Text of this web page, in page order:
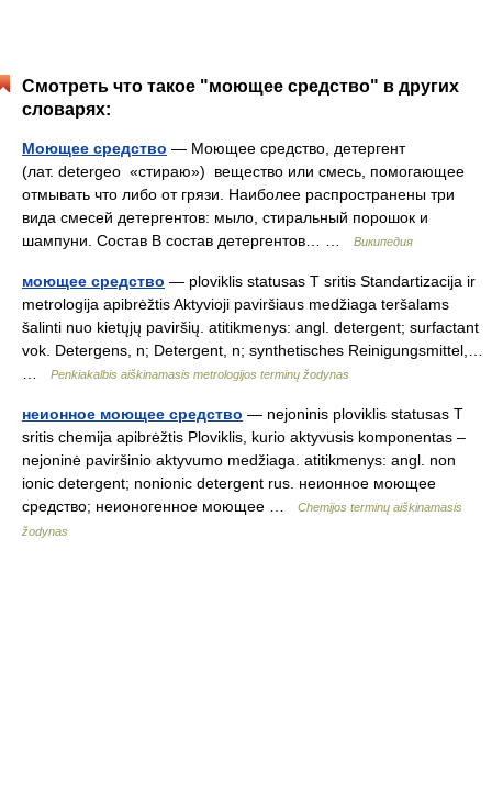
Смотреть что такое "моющее средство" в других
словарях:
Моющее средство — Моющее средство, детергент
(лат. detergeo «стираю») вещество или смесь, помогающее
отмывать что либо от грязи. Наиболее распространены три
вида смесей детергентов: мыло, стиральный порошок и
шампуни. Состав В состав детергентов… …
Википедия
моющее средство — ploviklis statusas T sritis Standartizacija ir
metrologija apibrėžtis Aktyvioji paviršiaus medžiaga teršalams
šalinti nuo kietųjų paviršių. atitikmenys: angl. detergent; surfactant
vok. Detergens, n; Detergent, n; synthetisches Reinigungsmittel,…
Penkiakalbis aiškinamasis metrologijos terminų žodynas
неионное моющее средство — nejoninis ploviklis statusas T
sritis chemija apibrėžtis Ploviklis, kurio aktyvusis komponentas –
nejoninė paviršinio aktyvumo medžiaga. atitikmenys: angl. non
ionic detergent; nonionic detergent rus. неионное моющее
средство; неионогенное моющее …
Chemijos terminų aiškinamasis
žodynas